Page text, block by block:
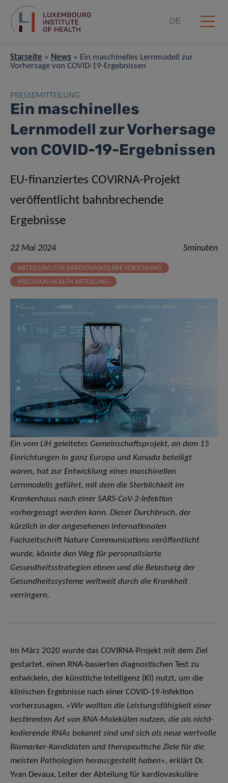
DE
Starseite » News » Ein maschinelles Lernmodell zur
Vorhersage von COVID-19-Ergebnissen
PRESSEMITTEILUNG
Ein maschinelles
Lernmodell zur Vorhersage
von COVID-19-Ergebnissen
EU-finanziertes COVIRNA-Projekt
veröffentlicht bahnbrechende
Ergebnisse
22 Mai 2024 5minuten
ABTEILUNG FÜR KARDIOVASKULÄRE FORSCHUNG
PRECISION HEALTH ABTEILUNG
Ein vom LIH geleitetes Gemeinschaftsprojekt, an dem 15
Einrichtungen in ganz Europa und Kanada beteiligt
waren, hat zur Entwicklung eines maschinellen
Lernmodells geführt, mit dem die Sterblichkeit im
Krankenhaus nach einer SARS-CoV-2-Infektion
vorhergesagt werden kann. Dieser Durchbruch, der
kürzlich in der angesehenen internationalen
Fachzeitschrift Nature Communications veröffentlicht
wurde, könnte den Weg für personalisierte
Gesundheitsstrategien ebnen und die Belastung der
Gesundheitssysteme weltweit durch die Krankheit
verringern.
Im März 2020 wurde das COVIRNA-Projekt mit dem Ziel
gestartet, einen RNA-basierten diagnostischen Test zu
entwickeln, der künstliche Intelligenz (KI) nutzt, um die
klinischen Ergebnisse nach einer COVID-19-Infektion
vorherzusagen. «Wir wollten die Leistungsfähigkeit einer
bestimmten Art von RNA-Molekülen nutzen, die als nicht-
kodierende RNAs bekannt sind und sich als neue wertvolle
Biomarker-Kandidaten und therapeutische Ziele für die
meisten Pathologien herausgestellt haben», erklärt Dr.
Yvan Devaux, Leiter der Abteilung für kardiovaskuläre